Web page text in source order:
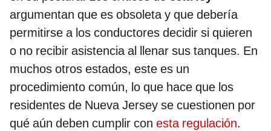
argumentan que es obsoleta y que debería
permitirse a los conductores decidir si quieren
o no recibir asistencia al llenar sus tanques. En
muchos otros estados, este es un
procedimiento común, lo que hace que los
residentes de Nueva Jersey se cuestionen por
qué aún deben cumplir con esta regulación.